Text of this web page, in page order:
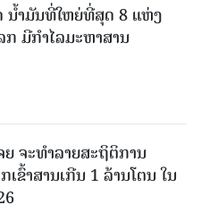
ນ້ຳມັນທີ່ໃຫຍ່ທີ່ສຸດ 8 ແຫ່ງ
ກ ມີກຳໄລມະຫາສານ
ຍ ຈະທຳລາຍສະຖິຕິການ
ເຂົ້າສານເກີນ 1 ລ້ານໂຕນ ໃນ